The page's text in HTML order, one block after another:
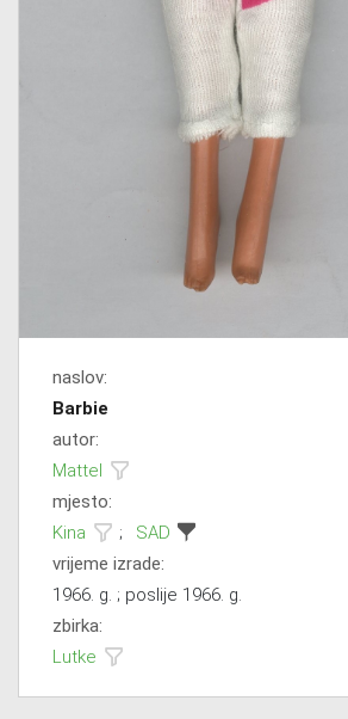
naslov:
Barbie
autor:
Mattel
mjesto:
Kina
;
SAD
vrijeme izrade:
1966. g. ; poslije 1966. g.
zbirka:
Lutke